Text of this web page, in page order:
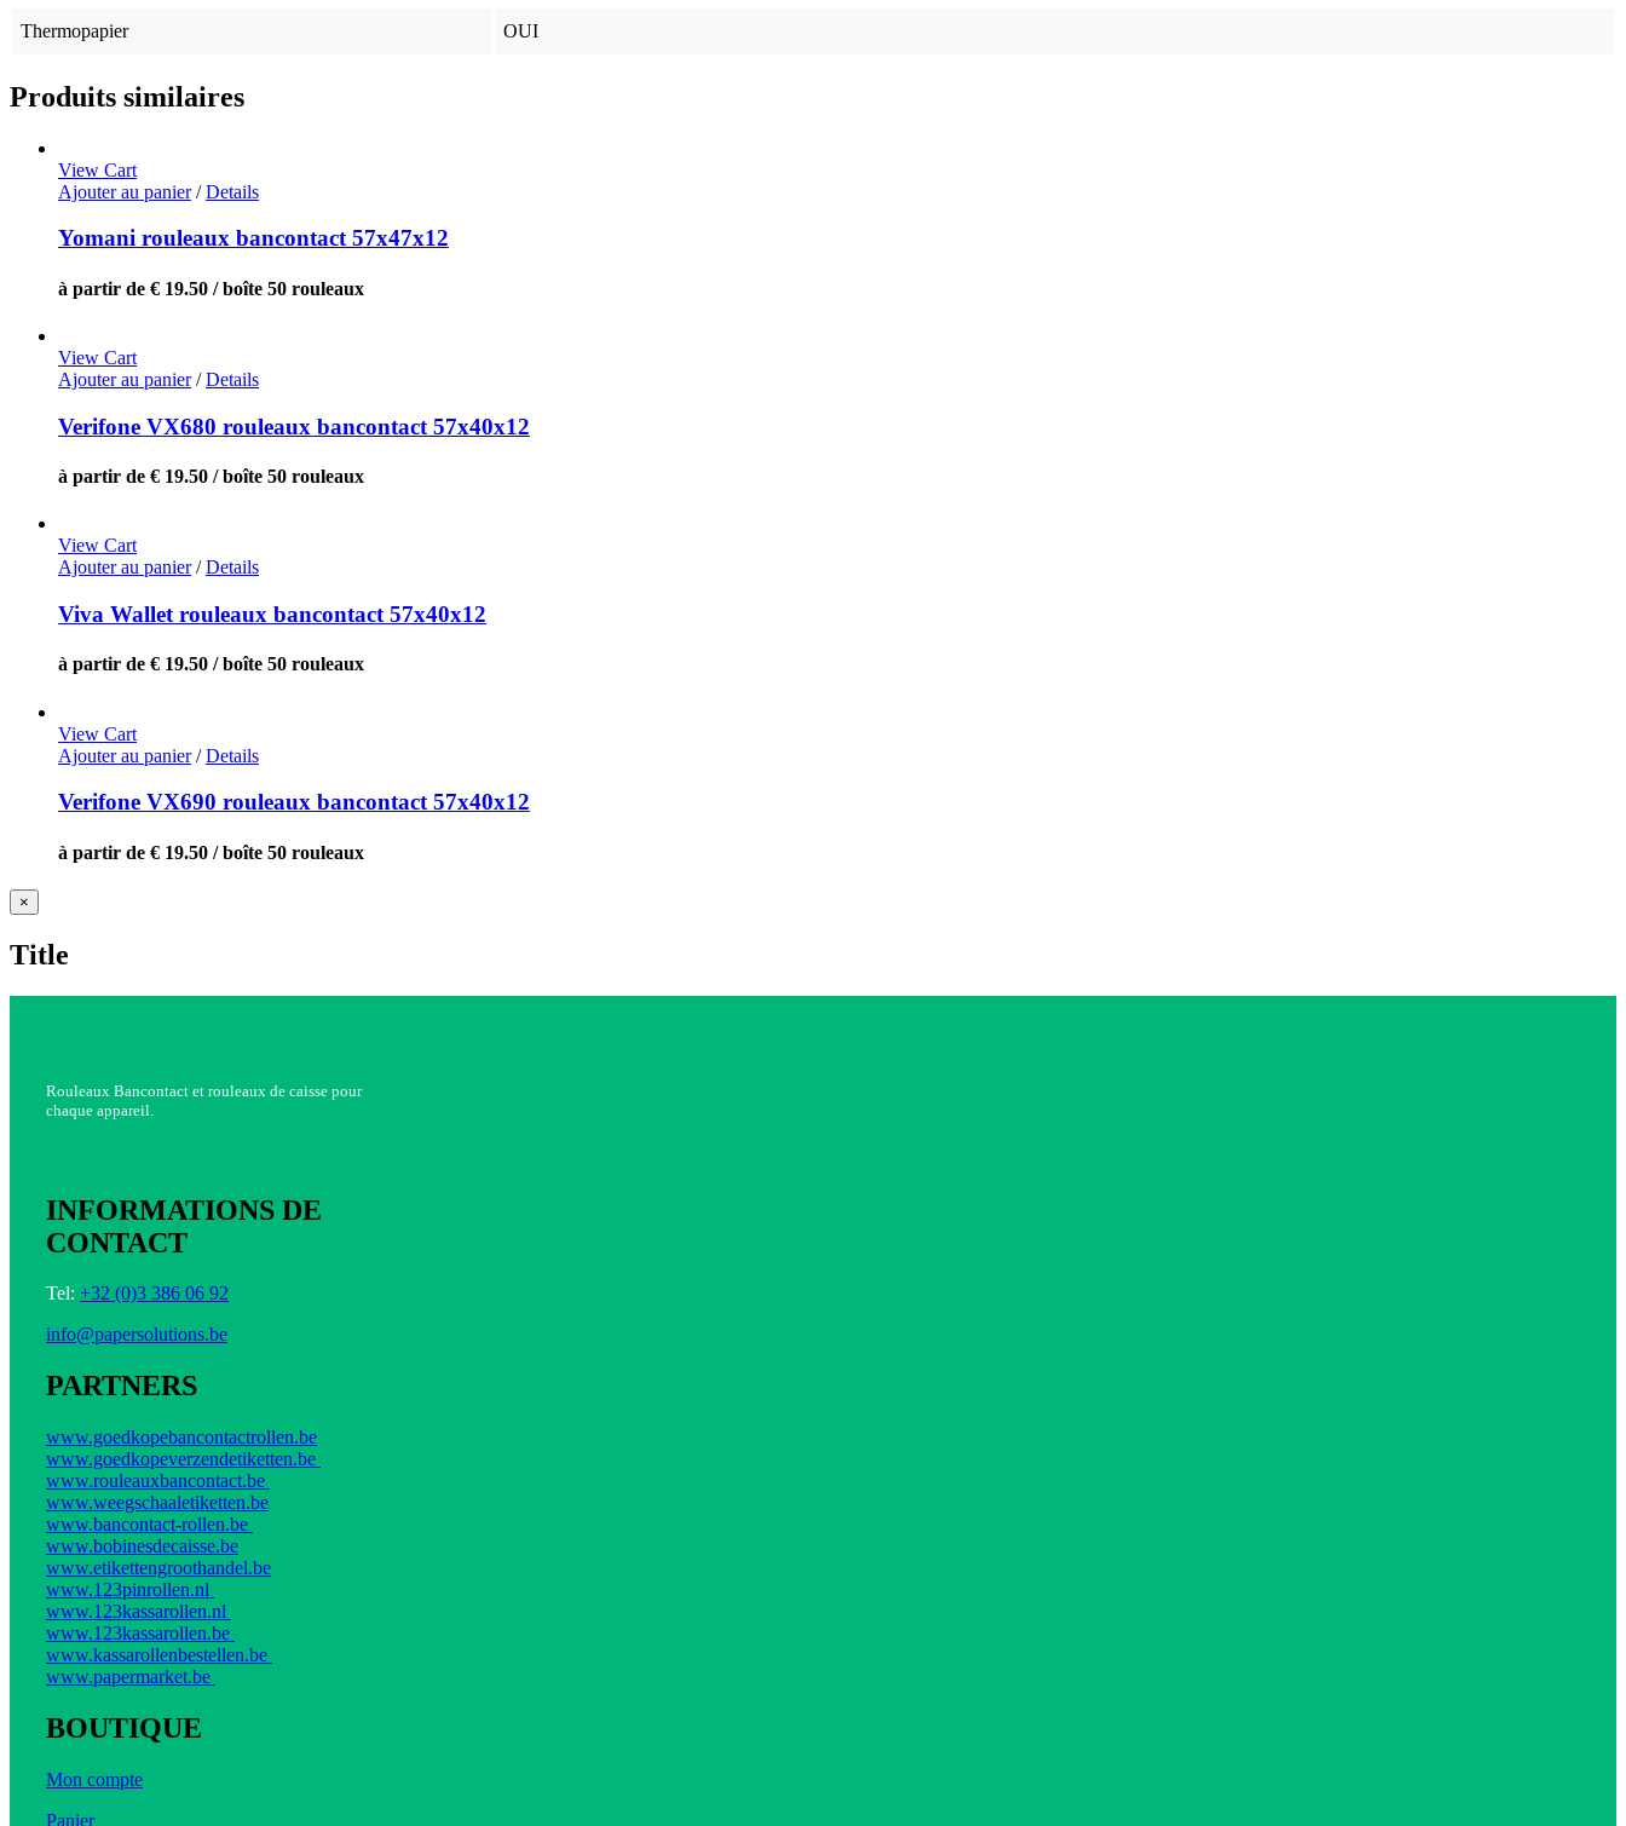
Thermopapier OUI
Produits similaires
View Cart
Ajouter au panier/ Details
Yomani rouleaux bancontact 57x47x12
à partir de € 19.50 / boîte 50 rouleaux
View Cart
Ajouter au panier/ Details
Verifone VX680 rouleaux bancontact 57x40x12
à partir de € 19.50 / boîte 50 rouleaux
View Cart
Ajouter au panier/ Details
Viva Wallet rouleaux bancontact 57x40x12
à partir de € 19.50 / boîte 50 rouleaux
View Cart
Ajouter au panier/ Details
Verifone VX690 rouleaux bancontact 57x40x12
à partir de € 19.50 / boîte 50 rouleaux
Close
product
view
×
Title
Rouleaux Bancontact et rouleaux de caisse pour
chaque appareil.
INFORMATIONS DE
CONTACT
Tel: +32 (0)3 386 06 92
info@papersolutions.be
PARTNERS
www.goedkopebancontactrollen.be
www.goedkopeverzendetiketten.be
www.rouleauxbancontact.be
www.weegschaaletiketten.be
www.bancontact-rollen.be
www.bobinesdecaisse.be
www.etikettengroothandel.be
www.123pinrollen.nl
www.123kassarollen.nl
www.123kassarollen.be
www.kassarollenbestellen.be
www.papermarket.be
BOUTIQUE
Mon compte
Panier